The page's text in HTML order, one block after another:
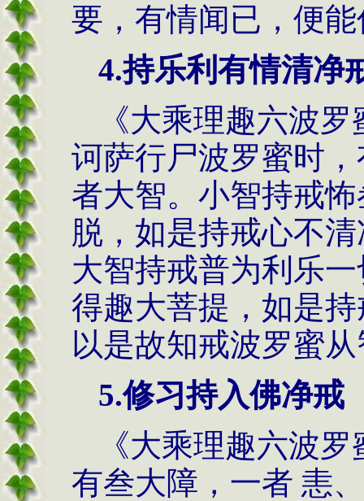
要，有情闻已，便
4.持乐利有情清净
《大乘理趣六波
诃萨行尸波罗蜜时
者大智。小智持戒
脱，如是持戒心不
大智持戒普为利乐
得趣大菩提，如是
以是故知戒波罗蜜
5.修习持入佛净戒
《大乘理趣六波
有叁大障，一者 恚